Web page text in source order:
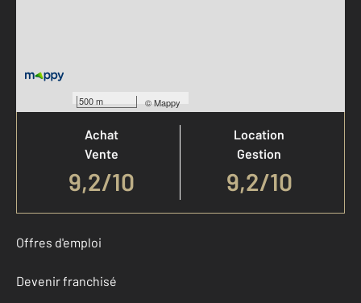
500 m ©Mappy
Votre agence est notée
Achat
Vente
9,2/10
Location
Gestion
9,2/10
Offres d'emploi
Devenir franchisé